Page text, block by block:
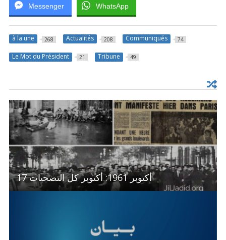
Messenger WhatsApp
à la une 268 Actualités 208 Communiqués 74
Le Mot du Président 21 Tribune 49
17 أكتوبر 1961: أكتوبر كل التضحيات